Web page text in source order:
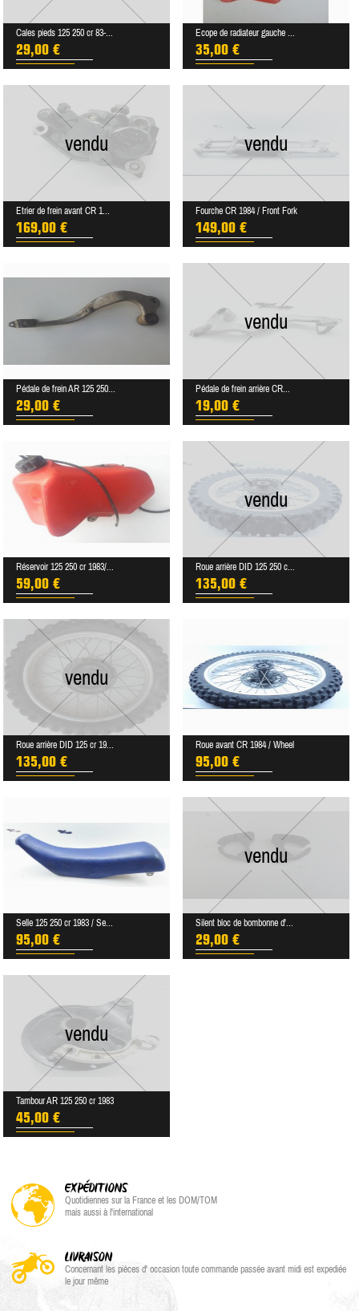
Cales pieds 125 250 cr 83-...
29,00 €
Ecope de radiateur gauche ...
35,00 €
vendu
Etrier de frein avant CR 1...
169,00 €
vendu
Fourche CR 1984 / Front Fork
149,00 €
Pédale de frein AR 125 250...
29,00 €
vendu
Pédale de frein arrière CR...
19,00 €
Réservoir 125 250 cr 1983/...
59,00 €
vendu
Roue arrière DID 125 250 c...
135,00 €
vendu
Roue arrière DID 125 cr 19...
135,00 €
Roue avant CR 1984 / Wheel
95,00 €
Selle 125 250 cr 1983 / Se...
95,00 €
vendu
Silent bloc de bombonne d'...
29,00 €
vendu
Tambour AR 125 250 cr 1983
45,00 €
EXPÉDITIONS
Quotidiennes sur la France et les DOM/TOM
mais aussi à l'international
LIVRAISON
Concernant les pièces d' occasion toute commande passée avant midi est expediée
le jour même